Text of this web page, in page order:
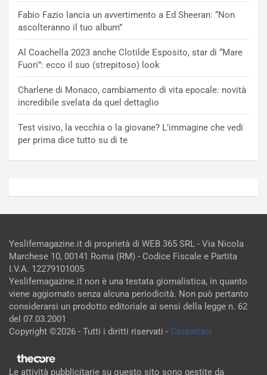
Fabio Fazio lancia un avvertimento a Ed Sheeran: “Non
ascolteranno il tuo album”
Al Coachella 2023 anche Clotilde Esposito, star di “Mare
Fuori”: ecco il suo (strepitoso) look
Charlene di Monaco, cambiamento di vita epocale: novità
incredibile svelata da quel dettaglio
Test visivo, la vecchia o la giovane? L’immagine che vedi
per prima dice tutto su di te
Yeslifemagazine.it di proprietà di WEB 365 SRL - Via Nicola
Marchese 10, 00141 Roma (RM) - Codice Fiscale e Partita
I.V.A. 12279101005
Yeslifemagazine.it non è una testata giornalistica, in quanto
viene aggiornato senza alcuna periodicità. Non può pertanto
considerarsi un prodotto editoriale ai sensi della legge n. 62
del 07.03.2001
Copyright ©2026 - Tutti i diritti riservati - Contattaci
Le attività pubblicitarie su questo sito sono gestite da